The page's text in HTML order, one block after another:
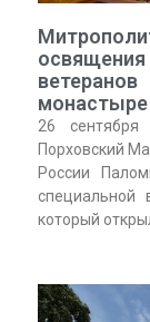
монастыре
26
Порховский
России
специальной
который